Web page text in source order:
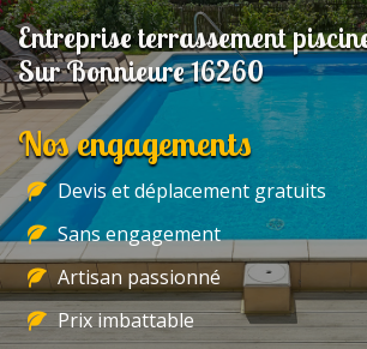
Entreprise terrassement
Sur Bonnieure 16260
Nos engagements
Devis et déplacement gratuits
Sans engagement
Artisan passionné
Prix imbattable